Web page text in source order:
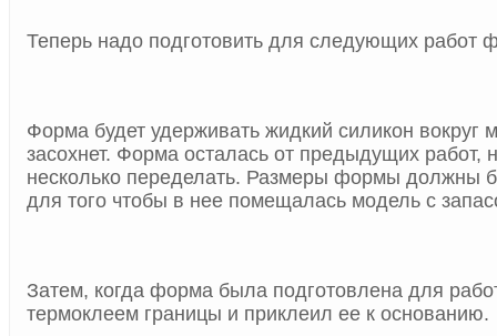
Теперь надо подготовить для следующих работ
Форма будет удерживать жидкий силикон вокруг
засохнет. Форма осталась от предыдущих работ,
несколько переделать. Размеры формы должны
для того чтобы в нее помещалась модель с
Затем, когда форма была подготовлена для
термоклеем границы и приклеил ее к основанию.